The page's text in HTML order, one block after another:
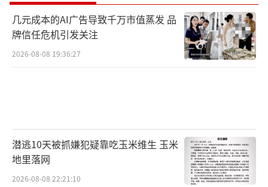
几元成本的AI广告导致千万市值蒸发 品
牌信任危机引发关注
2026-08-08 19:36:27
潜逃10天被抓嫌犯疑靠吃玉米维生 玉米
地里落网
2026-08-08 22:21:10